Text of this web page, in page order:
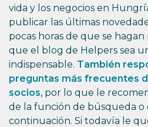
vida y los negocios en
publicar las últimas
pocas horas de que se
que el blog de Helpers sea
indispensable. También
preguntas más frecuentes
socios, por lo que le
de la función de búsqueda
continuación. Si todavía le